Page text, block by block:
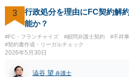
3
行政処分を理由にFC契約解
能か？
#FC・フランチャイズ #顧問弁護士契約
#不祥
#契約書作成・リーガルチェック
2026年5月30日
澁谷 望 弁護士